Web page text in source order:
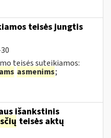
teisės jungtis
teisės suteikiamos:
asmenims;
išankstinis
teisės aktų